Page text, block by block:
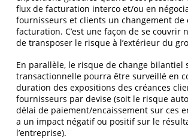
flux de facturation interco et/ou en
fournisseurs et clients un changement de
facturation. C’est une façon de se couvrir
de transposer le risque à l’extérieur du
En parallèle, le risque de change bilantiel
transactionnelle pourra être surveillé en
duration des expositions des créances
fournisseurs par devise (soit le risque
délai de paiement/encaissement sur ces
a un impact négatif ou positif sur le
l’entreprise).